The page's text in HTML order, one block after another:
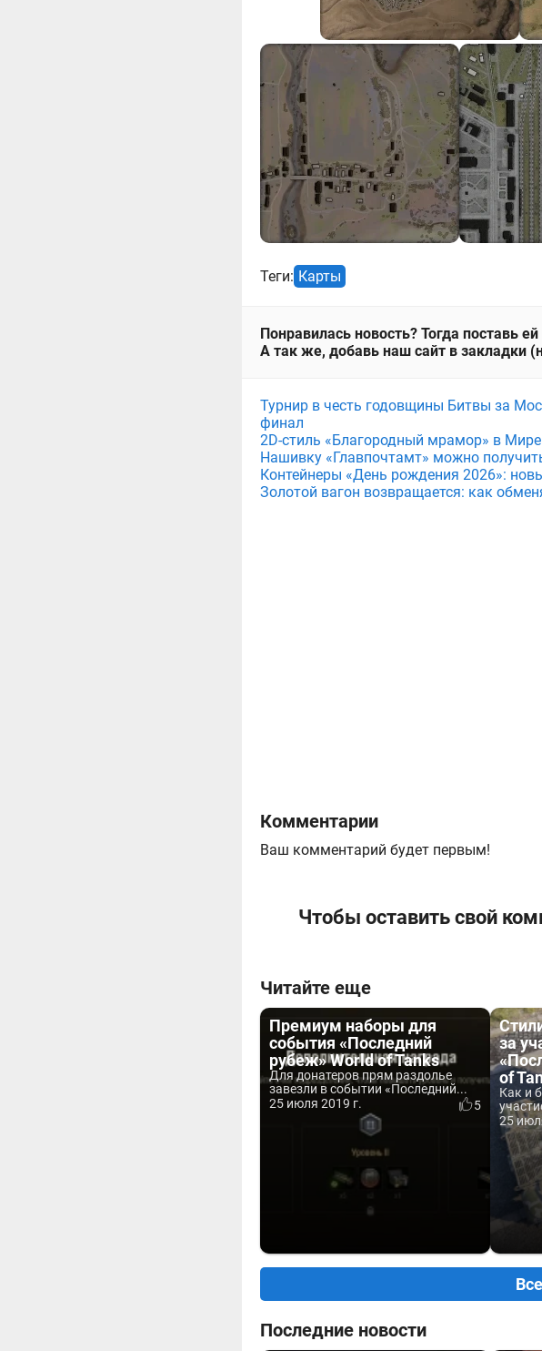
Теги: Карты
Понравилась новость? Тогда поставь
А так же, добавь наш сайт в закладки
Турнир в честь годовщины Битвы за
финал
2D-стиль «Благородный мрамор» в
Нашивку «Главпочтамт» можно
Контейнеры «День рождения 2026»:
Золотой вагон возвращается: как
Комментарии
Ваш комментарий будет первым!
Чтобы оставить свой
Читайте еще
Премиум наборы для
события «Последний
рубеж» World of Tanks
Для донатеров прям раздолье
завезли в событии «Последний...
25 июля 2019 г.
5
за
of
Как и
25
Последние новости